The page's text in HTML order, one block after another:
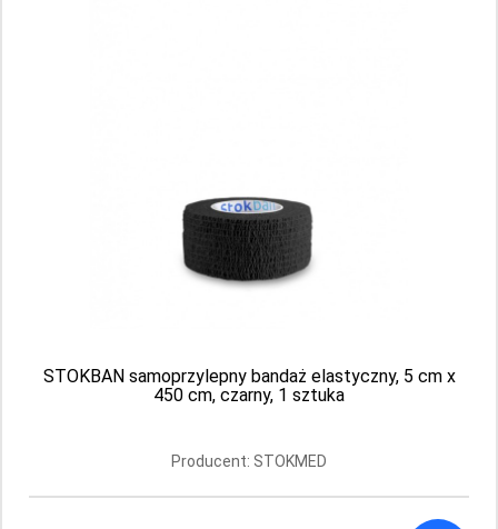
Aktualnie brak
STOKBAN samoprzylepny bandaż elastyczny, 5 cm x
450 cm, czarny, 1 sztuka
Producent: STOKMED